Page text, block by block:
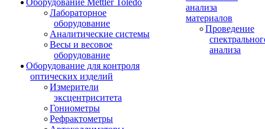
Оборудование Mettler Toledo
Лабораторное
оборудование
Аналитические системы
Весы и весовое
оборудование
Оборудование для контроля
оптических изделий
Измерители
эксцентриситета
Гониометры
Рефрактометры
анализа
материалов
Проведение
анализа